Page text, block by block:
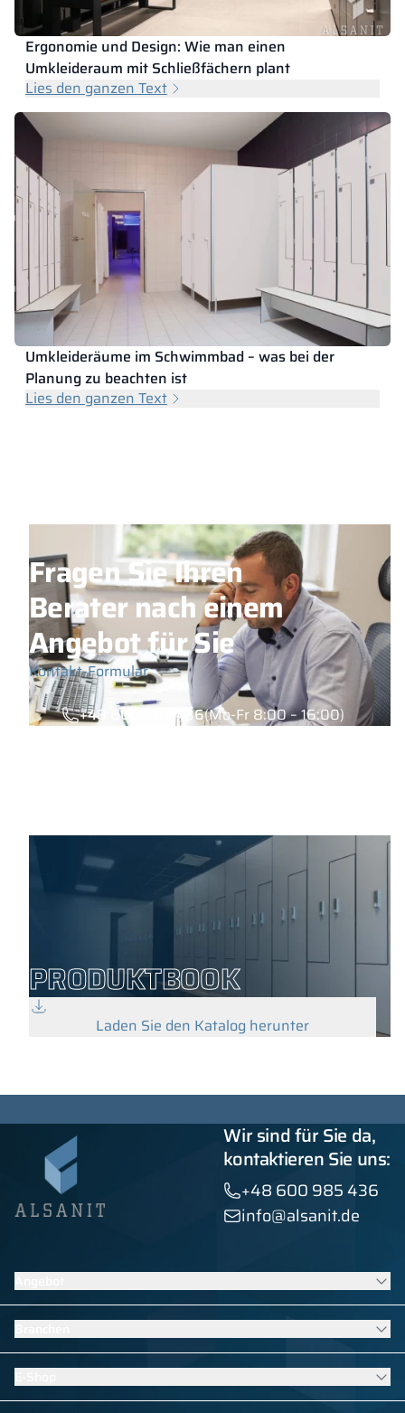
Ergonomie und Design: Wie man einen
Umkleideraum mit Schließfächern plant
Lies den ganzen Text
Umkleideräume im Schwimmbad – was bei der
Planung zu beachten ist
Lies den ganzen Text
Fragen Sie Ihren
Berater nach einem
Angebot für Sie
Kontakt-Formular
+48 600 985 436(Mo-Fr 8:00 – 16:00)
PRODUKTBOOK
Laden Sie den Katalog herunter
Wir sind für Sie da,
kontaktieren Sie uns:
+48 600 985 436
info@alsanit.de
Schränke
WC Kabinen
Vertragsmöbel
Alle Produkte anzeigen
Möbel für Schulen und Kindergärten
Ausstattung für Schwimmbäder
Möbel für Sport- und Fitnessumkleiden